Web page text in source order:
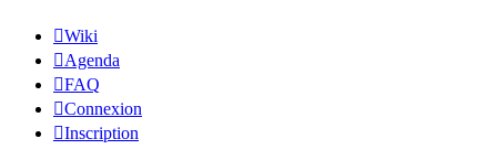
Wiki
Agenda
FAQ
Connexion
Inscription